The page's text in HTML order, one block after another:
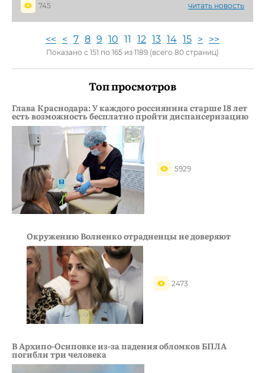
745
читать новость
<< < 7 8 9 10 11 12 13 14 15 > >>
Показано с 151 по 165 из 1189 (всего 80 страниц)
Топ просмотров
Глава Краснодара: У каждого россиянина старше 18 лет
есть возможность бесплатно пройти диспансеризацию
5929
Окружению Волненко отрадненцы не доверяют
2473
В Архипо-Осиповке из-за падения обломков БПЛА
погибли три человека